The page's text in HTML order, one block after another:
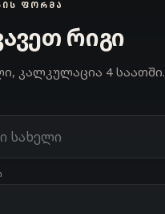
ᲤᲝᲠᲛᲐ
რიგი
კალკულაცია 4 საათში.